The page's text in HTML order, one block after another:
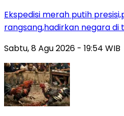
Ekspedisi merah putih
rangsang,hadirkan negara di
Sabtu, 8 Agu 2026 - 19:54 WIB